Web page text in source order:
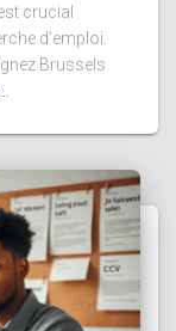
crucial
d’emploi.
Brussels